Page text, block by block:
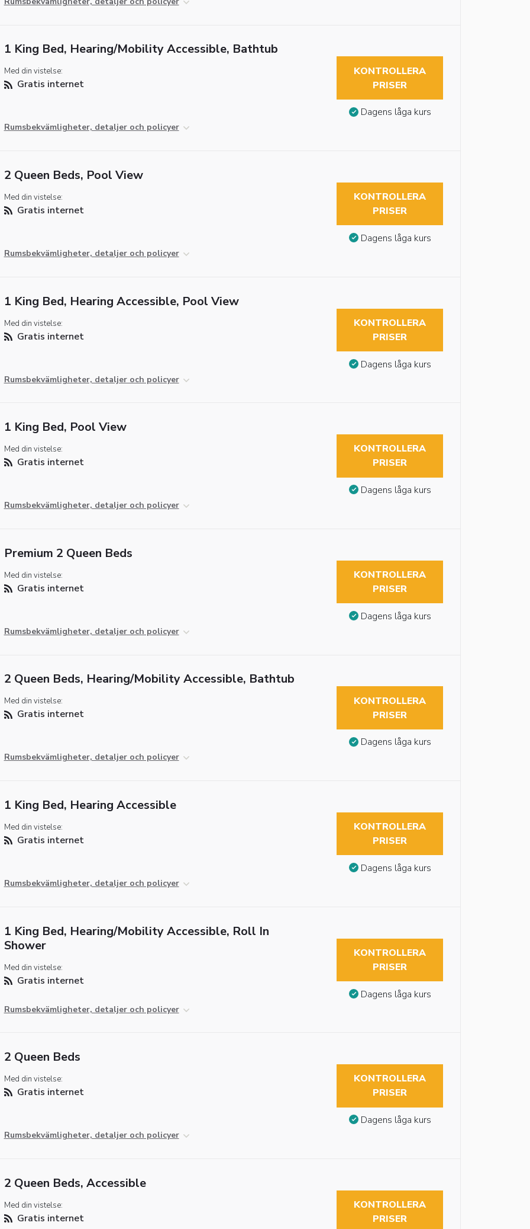
1 King Bed, Hearing/Mobility Accessible, Bathtub
Med din vistelse:
Gratis internet
Rumsbekvämligheter, detaljer och policyer
KONTROLLERA
PRISER
Dagens låga kurs
2 Queen Beds, Pool View
Med din vistelse:
Gratis internet
Rumsbekvämligheter, detaljer och policyer
KONTROLLERA
PRISER
Dagens låga kurs
1 King Bed, Hearing Accessible, Pool View
Med din vistelse:
Gratis internet
Rumsbekvämligheter, detaljer och policyer
KONTROLLERA
PRISER
Dagens låga kurs
1 King Bed, Pool View
Med din vistelse:
Gratis internet
Rumsbekvämligheter, detaljer och policyer
KONTROLLERA
PRISER
Dagens låga kurs
Premium 2 Queen Beds
Med din vistelse:
Gratis internet
Rumsbekvämligheter, detaljer och policyer
KONTROLLERA
PRISER
Dagens låga kurs
2 Queen Beds, Hearing/Mobility Accessible, Bathtub
Med din vistelse:
Gratis internet
Rumsbekvämligheter, detaljer och policyer
KONTROLLERA
PRISER
Dagens låga kurs
1 King Bed, Hearing Accessible
Med din vistelse:
Gratis internet
Rumsbekvämligheter, detaljer och policyer
KONTROLLERA
PRISER
Dagens låga kurs
1 King Bed, Hearing/Mobility Accessible, Roll In
Shower
Med din vistelse:
Gratis internet
Rumsbekvämligheter, detaljer och policyer
KONTROLLERA
PRISER
Dagens låga kurs
2 Queen Beds
Med din vistelse:
Gratis internet
Rumsbekvämligheter, detaljer och policyer
KONTROLLERA
PRISER
Dagens låga kurs
2 Queen Beds, Accessible
Med din vistelse:
Gratis internet
KONTROLLERA
PRISER